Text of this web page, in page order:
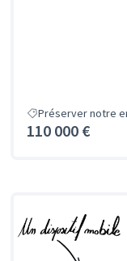
Préserver notre
110 000 €